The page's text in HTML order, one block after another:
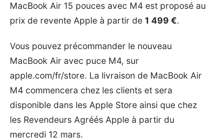
MacBook Air 15 pouces avec M4 est proposé au
prix de revente Apple à partir de 1 499 €.
Vous pouvez précommander le nouveau
MacBook Air avec puce M4, sur
apple.com/fr/store. La livraison de MacBook Air
M4 commencera chez les clients et sera
disponible dans les Apple Store ainsi que chez
les Revendeurs Agréés Apple à partir du
mercredi 12 mars.